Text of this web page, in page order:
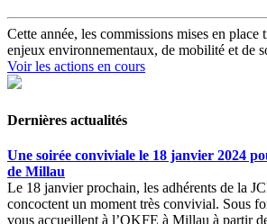
Cette année, les commissions mises en place
enjeux environnementaux, de mobilité et de
Voir les actions en cours
Dernières actualités
Une soirée conviviale le 18 janvier 2024
de Millau
Le 18 janvier prochain, les adhérents de la
concoctent un moment très convivial. Sous
vous accueillent à l’OKFE à Millau à partir